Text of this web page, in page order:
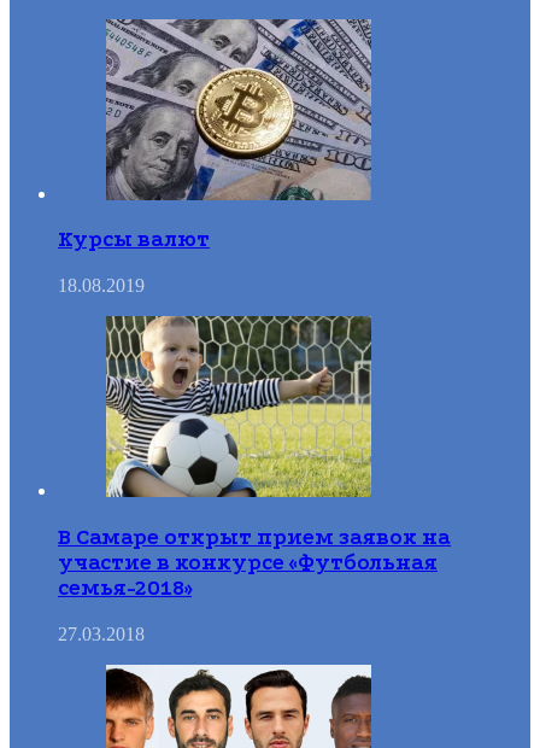
Курсы валют
18.08.2019
В Самаре открыт прием заявок на
участие в конкурсе «Футбольная
семья-2018»
27.03.2018